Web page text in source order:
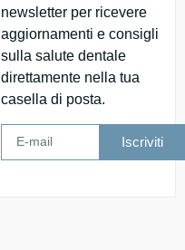
newsletter per ricevere
aggiornamenti e consigli
sulla salute dentale
direttamente nella tua
casella di posta.
Iscriviti